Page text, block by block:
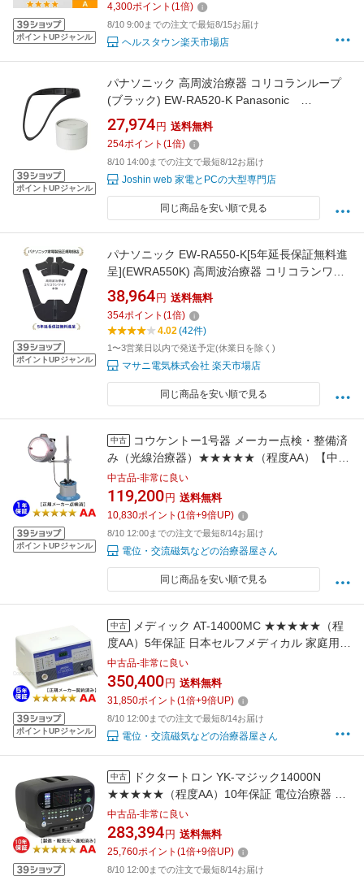
ポイントUPジャンル
4,300ポイント (1倍)
8/10 9:00までの注文で最短8/15お届け
ヘルスタウン楽天市場店
ポイントUPジャンル
パナソニック 高周波治療器 コリコランループ
(ブラック) EW-RA520-K Panasonic
CoriCoran [EWRA520K]
27,974 円 送料無料
254ポイント (1倍)
8/10 14:00までの注文で最短8/12お届け
Joshin web 家電とPCの大型専門店
同じ商品を安い順で見る
ポイントUPジャンル
パナソニック EW-RA550-K[5年延長保証無料進
呈](EWRA550K) 高周波治療器 コリコランワイ
ド
38,964 円 送料無料
354ポイント (1倍)
4.02(42件)
1〜3営業日以内で発送予定(休業日を除く)
マサニ電気株式会社 楽天市場店
同じ商品を安い順で見る
ポイントUPジャンル
中古
コウケントー1号器 メーカー点検・整備済
み（光線治療器）★★★★★（程度AA）【中
古】光線治療器「コウケントー」の専門店で
す。株式会社コウケントー（メーカー）取引に
よる豊富な知識で、最高の正規アフターサービ
スをお約束します！
中古品-非常に良い
119,200 円 送料無料
10,830ポイント (1倍+9倍UP)
8/10 12:00までの注文で最短8/14お届け
電位・交流磁気などの治療器屋さん
同じ商品を安い順で見る
ポイントUPジャンル
中古
メディック AT-14000MC ★★★★★（程
度AA）5年保証 日本セルフメディカル 家庭用電
位治療器 中古 Electric potential treatment ※
リラクゼーションラボにて宣伝中※
中古品-非常に良い
350,400 円 送料無料
31,850ポイント (1倍+9倍UP)
8/10 12:00までの注文で最短8/14お届け
電位・交流磁気などの治療器屋さん
中古
ドクタートロン YK-マジック14000N
★★★★★（程度AA）10年保証 電位治療器 中
古
中古品-非常に良い
283,394 円 送料無料
25,760ポイント (1倍+9倍UP)
8/10 12:00までの注文で最短8/14お届け